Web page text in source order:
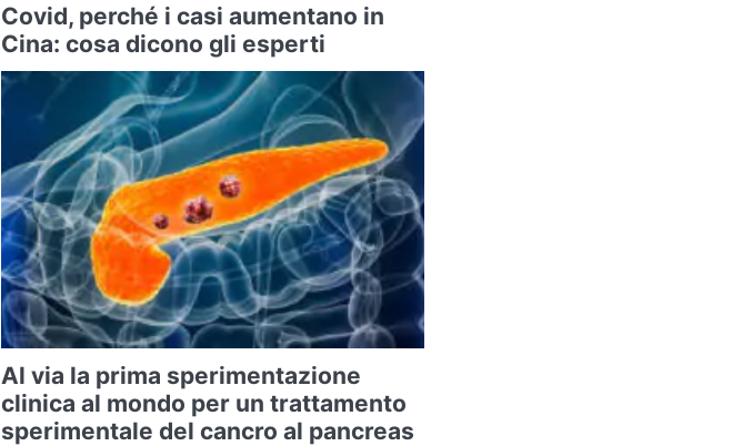
Covid, perché i casi aumentano in
Cina: cosa dicono gli esperti
Al via la prima sperimentazione
clinica al mondo per un trattamento
sperimentale del cancro al pancreas